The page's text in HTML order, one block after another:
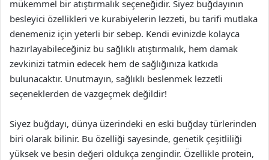
mükemmel bir atıştırmalık seçeneğidir. Siyez buğdayının
besleyici özellikleri ve kurabiyelerin lezzeti, bu tarifi mutlaka
denemeniz için yeterli bir sebep. Kendi evinizde kolayca
hazırlayabileceğiniz bu sağlıklı atıştırmalık, hem damak
zevkinizi tatmin edecek hem de sağlığınıza katkıda
bulunacaktır. Unutmayın, sağlıklı beslenmek lezzetli
seçeneklerden de vazgeçmek değildir!
Siyez buğdayı, dünya üzerindeki en eski buğday türlerinden
biri olarak bilinir. Bu özelliği sayesinde, genetik çeşitliliği
yüksek ve besin değeri oldukça zengindir. Özellikle protein,